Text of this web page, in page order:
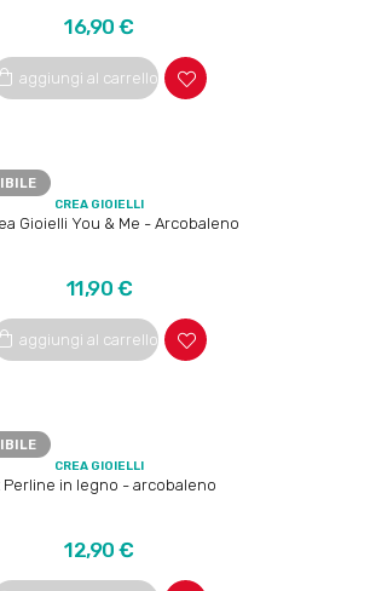
Prezzo
16,90 €
aggiungi al carrello
CREA GIOIELLI
Gioielli You & Me - Arcobaleno
Prezzo
11,90 €
aggiungi al carrello
CREA GIOIELLI
Kit Perline in legno - arcobaleno
Prezzo
12,90 €